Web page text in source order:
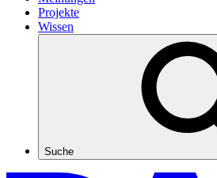
Projekte
Wissen
Suche